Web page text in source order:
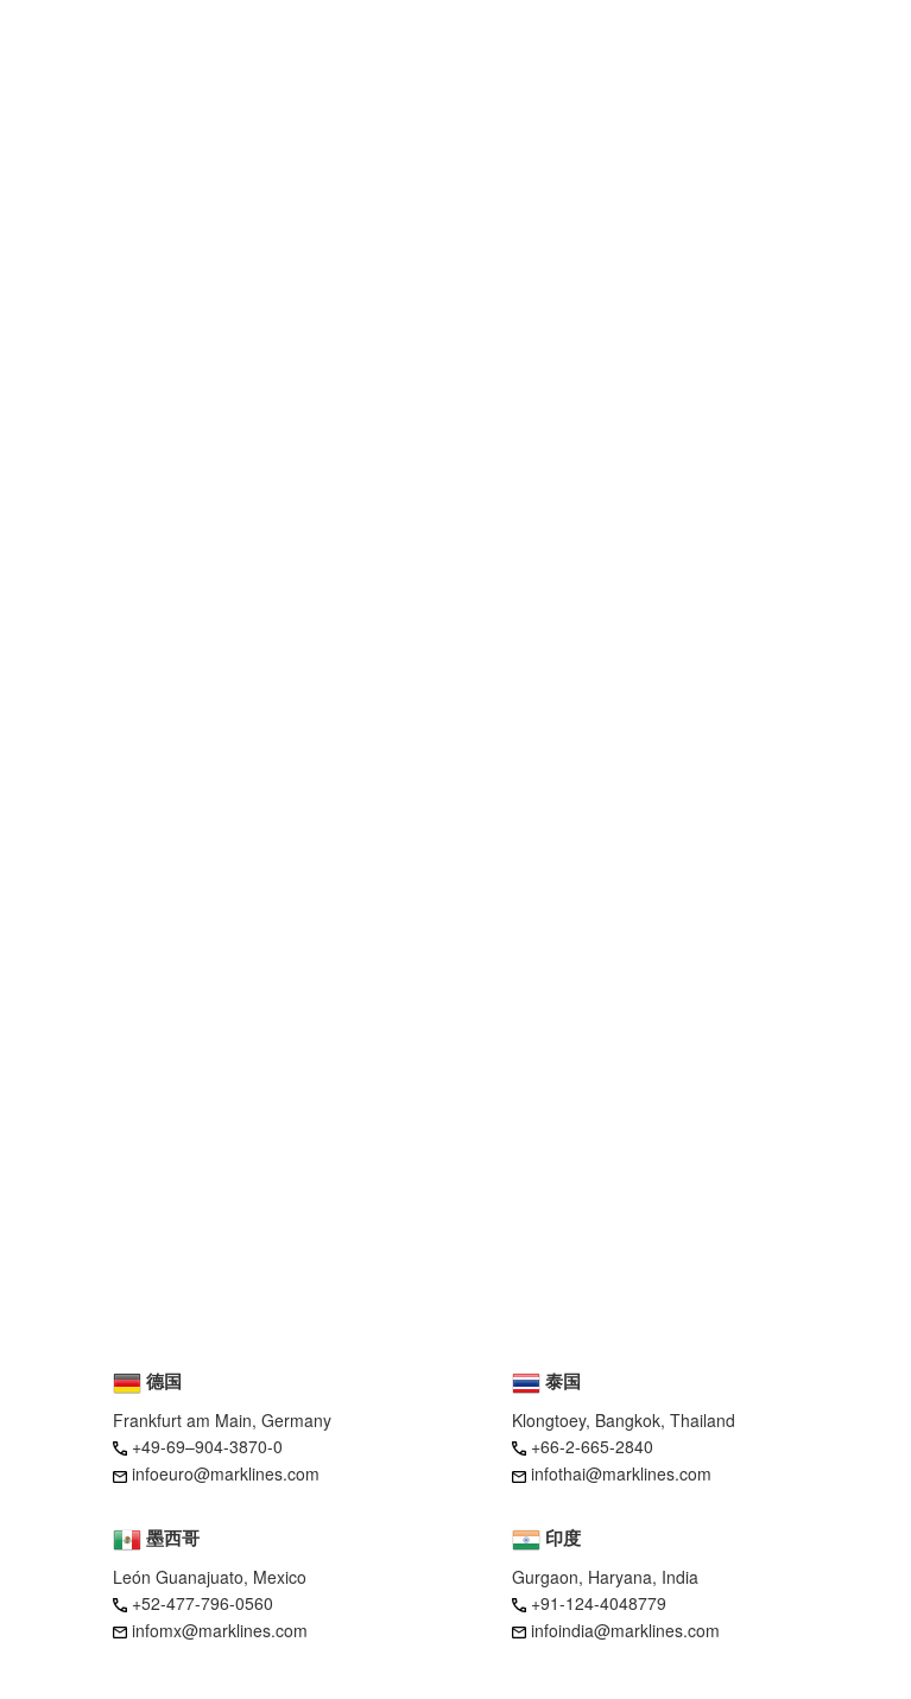
墨西哥
León Guanajuato, Mexico
+52-477-796-0560
infomx@marklines.com
德国
Frankfurt am Main, Germany
+49-69–904-3870-0
infoeuro@marklines.com
泰国
Klongtoey, Bangkok, Thailand
+66-2-665-2840
infothai@marklines.com
印度
Gurgaon, Haryana, India
+91-124-4048779
infoindia@marklines.com